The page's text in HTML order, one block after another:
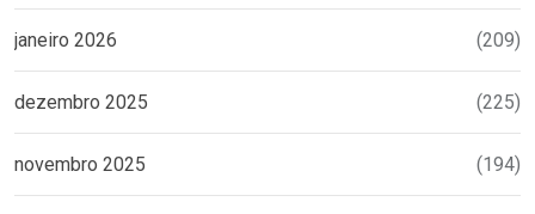
janeiro 2026 (209)
dezembro 2025 (225)
novembro 2025 (194)